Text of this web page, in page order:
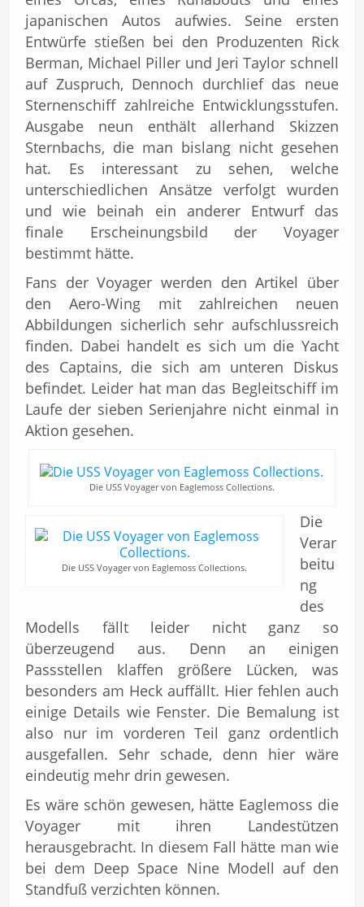
japanischen Autos aufwies. Seine ersten
Entwürfe stießen bei den Produzenten Rick
Berman, Michael Piller und Jeri Taylor schnell
auf Zuspruch, Dennoch durchlief das neue
Sternenschiff zahlreiche Entwicklungsstufen.
Ausgabe neun enthält allerhand Skizzen
Sternbachs, die man bislang nicht gesehen
hat. Es interessant zu sehen, welche
unterschiedlichen Ansätze verfolgt wurden
und wie beinah ein anderer Entwurf das
finale Erscheinungsbild der Voyager
bestimmt hätte.
Fans der Voyager werden den Artikel über
den Aero-Wing mit zahlreichen neuen
Abbildungen sicherlich sehr aufschlussreich
finden. Dabei handelt es sich um die Yacht
des Captains, die sich am unteren Diskus
befindet. Leider hat man das Begleitschiff im
Laufe der sieben Serienjahre nicht einmal in
Aktion gesehen.
Die USS Voyager von Eaglemoss Collections.
Die USS Voyager von Eaglemoss Collections.
Die
Verar
beitu
ng
des
Modells fällt leider nicht ganz so
überzeugend aus. Denn an einigen
Passstellen klaffen größere Lücken, was
besonders am Heck auffällt. Hier fehlen auch
einige Details wie Fenster. Die Bemalung ist
also nur im vorderen Teil ganz ordentlich
ausgefallen. Sehr schade, denn hier wäre
eindeutig mehr drin gewesen.
Es wäre schön gewesen, hätte Eaglemoss die
Voyager mit ihren Landestützen
herausgebracht. In diesem Fall hätte man wie
bei dem Deep Space Nine Modell auf den
Standfuß verzichten können.